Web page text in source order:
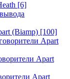
[6]
(Biamp) [100]
Apart
Apart
Apart